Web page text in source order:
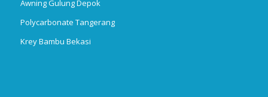
Awning Gulung Depok
Polycarbonate Tangerang
Krey Bambu Bekasi